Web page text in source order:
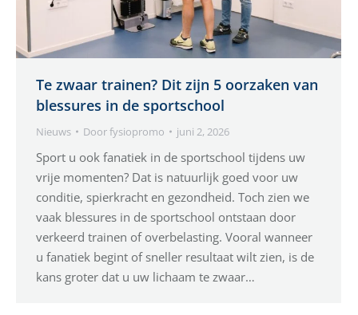
Te zwaar trainen? Dit zijn 5 oorzaken van
blessures in de sportschool
Nieuws Doorfysiopromo juni 2, 2026
Sport u ook fanatiek in de sportschool tijdens uw
vrije momenten? Dat is natuurlijk goed voor uw
conditie, spierkracht en gezondheid. Toch zien we
vaak blessures in de sportschool ontstaan door
verkeerd trainen of overbelasting. Vooral wanneer
u fanatiek begint of sneller resultaat wilt zien, is de
kans groter dat u uw lichaam te zwaar…